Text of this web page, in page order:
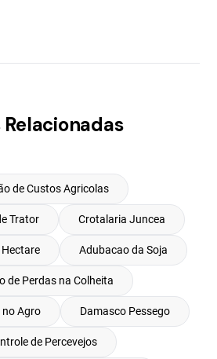
Relacionadas
de Custos Agricolas
Trator Crotalaria Juncea
Hectare Adubacao da Soja
de Perdas na Colheita
no Agro Damasco Pessego
de Percevejos